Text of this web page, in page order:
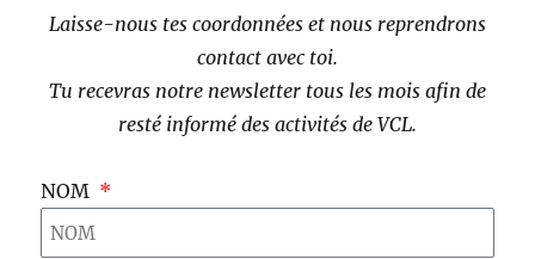
Laisse-nous tes coordonnées et nous reprendrons
contact avec toi.
Tu recevras notre newsletter tous les mois afin de
resté informé des activités de VCL.
NOM